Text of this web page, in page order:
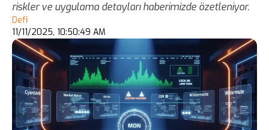
riskler ve uygulama detayları haberimizde özetleniyor.
Defi
11/11/2025, 10:50:49 AM